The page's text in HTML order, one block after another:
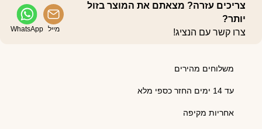
צריכים עזרה? מצאתם את המוצר בזול
יותר?
צרו קשר עם הנציג!
מייל WhatsApp
משלוחים מהירים
עד 14 ימים החזר כספי מלא
אחריות מקיפה